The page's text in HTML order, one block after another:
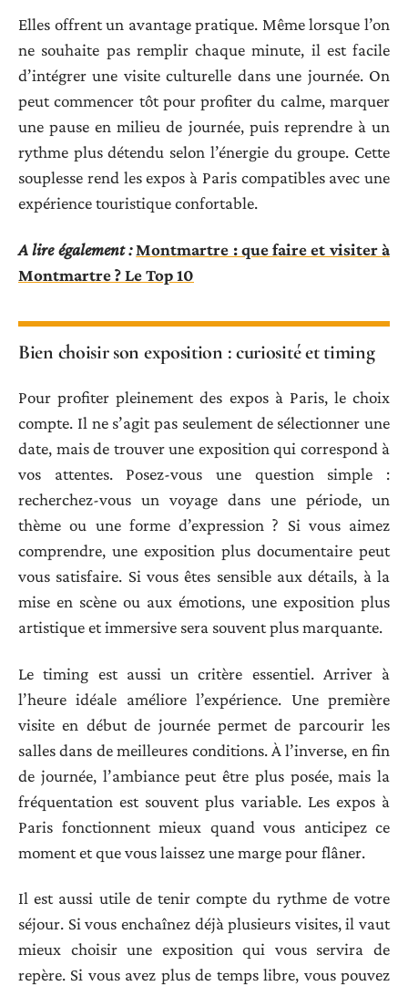
Elles offrent un avantage pratique. Même lorsque l’on
ne souhaite pas remplir chaque minute, il est facile
d’intégrer une visite culturelle dans une journée. On
peut commencer tôt pour profiter du calme, marquer
une pause en milieu de journée, puis reprendre à un
rythme plus détendu selon l’énergie du groupe. Cette
souplesse rend les expos à Paris compatibles avec une
expérience touristique confortable.
A lire également : Montmartre : que faire et visiter à
Montmartre ? Le Top 10
Bien choisir son exposition : curiosité et timing
Pour profiter pleinement des expos à Paris, le choix
compte. Il ne s’agit pas seulement de sélectionner une
date, mais de trouver une exposition qui correspond à
vos attentes. Posez-vous une question simple :
recherchez-vous un voyage dans une période, un
thème ou une forme d’expression ? Si vous aimez
comprendre, une exposition plus documentaire peut
vous satisfaire. Si vous êtes sensible aux détails, à la
mise en scène ou aux émotions, une exposition plus
artistique et immersive sera souvent plus marquante.
Le timing est aussi un critère essentiel. Arriver à
l’heure idéale améliore l’expérience. Une première
visite en début de journée permet de parcourir les
salles dans de meilleures conditions. À l’inverse, en fin
de journée, l’ambiance peut être plus posée, mais la
fréquentation est souvent plus variable. Les expos à
Paris fonctionnent mieux quand vous anticipez ce
moment et que vous laissez une marge pour flâner.
Il est aussi utile de tenir compte du rythme de votre
séjour. Si vous enchaînez déjà plusieurs visites, il vaut
mieux choisir une exposition qui vous servira de
repère. Si vous avez plus de temps libre, vous pouvez